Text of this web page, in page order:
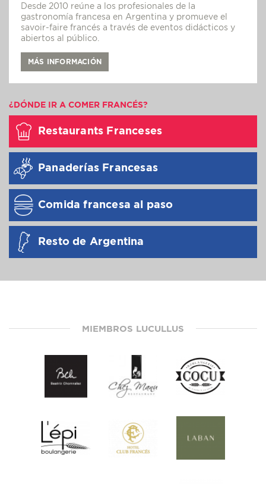
Desde 2010 reúne a los profesionales de la
gastronomía francesa en Argentina y promueve el
savoir-faire francés a través de eventos didácticos y
abiertos al público.
MÁS INFORMACIÓN
¿DÓNDE IR A COMER FRANCÉS?
Restaurants Franceses
Panaderías Francesas
Comida francesa al paso
Resto de Argentina
MIEMBROS LUCULLUS